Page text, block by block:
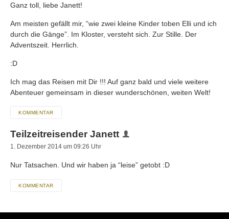
Ganz toll, liebe Janett!
Am meisten gefällt mir, “wie zwei kleine Kinder toben Elli und ich
durch die Gänge”. Im Kloster, versteht sich. Zur Stille. Der
Adventszeit. Herrlich.
:D
Ich mag das Reisen mit Dir !!! Auf ganz bald und viele weitere
Abenteuer gemeinsam in dieser wunderschönen, weiten Welt!
KOMMENTAR
Teilzeitreisender Janett
1. Dezember 2014 um 09:26 Uhr
Nur Tatsachen. Und wir haben ja “leise” getobt :D
KOMMENTAR